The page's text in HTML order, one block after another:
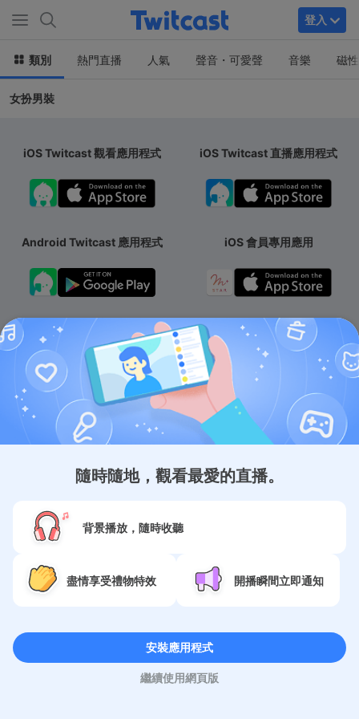
登入
類別 熱門直播 人氣 聲音・可愛聲 音樂 磁
女扮男裝
隨時隨地，觀看最愛的直播。
背景播放，隨時收聽
盡情享受禮物特效 開播瞬間立即通知
安裝應用程式
繼續使用網頁版
iOS Twitcast 觀看應用程式 iOS Twitcast 直播應用程式
Android Twitcast 應用程式 iOS 會員專用應用
Android 會員專用應用
關於 Twitcast